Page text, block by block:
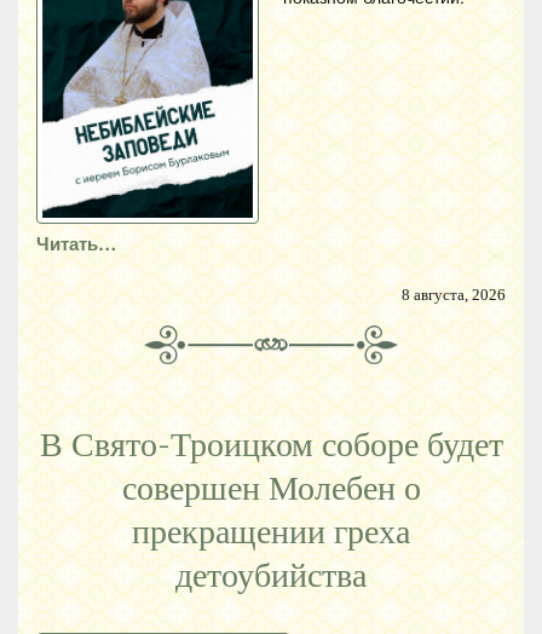
Читать…
8 августа, 2026
В Свято-Троицком соборе будет
совершен Молебен о
прекращении греха
детоубийства